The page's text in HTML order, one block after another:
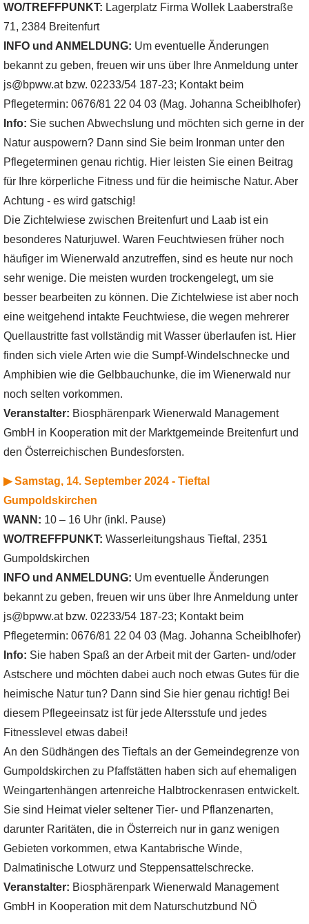
WO/TREFFPUNKT: Lagerplatz Firma Wollek Laaberstraße
71, 2384 Breitenfurt
INFO und ANMELDUNG: Um eventuelle Änderungen
bekannt zu geben, freuen wir uns über Ihre Anmeldung unter
js@bpww.at bzw. 02233/54 187-23; Kontakt beim
Pflegetermin: 0676/81 22 04 03 (Mag. Johanna Scheiblhofer)
Info: Sie suchen Abwechslung und möchten sich gerne in der
Natur auspowern? Dann sind Sie beim Ironman unter den
Pflegeterminen genau richtig. Hier leisten Sie einen Beitrag
für Ihre körperliche Fitness und für die heimische Natur. Aber
Achtung - es wird gatschig!
Die Zichtelwiese zwischen Breitenfurt und Laab ist ein
besonderes Naturjuwel. Waren Feuchtwiesen früher noch
häufiger im Wienerwald anzutreffen, sind es heute nur noch
sehr wenige. Die meisten wurden trockengelegt, um sie
besser bearbeiten zu können. Die Zichtelwiese ist aber noch
eine weitgehend intakte Feuchtwiese, die wegen mehrerer
Quellaustritte fast vollständig mit Wasser überlaufen ist. Hier
finden sich viele Arten wie die Sumpf-Windelschnecke und
Amphibien wie die Gelbbauchunke, die im Wienerwald nur
noch selten vorkommen.
Veranstalter: Biosphärenpark Wienerwald Management
GmbH in Kooperation mit der Marktgemeinde Breitenfurt und
den Österreichischen Bundesforsten.
▶ Samstag, 14. September 2024 - Tieftal
Gumpoldskirchen
WANN: 10 – 16 Uhr (inkl. Pause)
WO/TREFFPUNKT: Wasserleitungshaus Tieftal, 2351
Gumpoldskirchen
INFO und ANMELDUNG: Um eventuelle Änderungen
bekannt zu geben, freuen wir uns über Ihre Anmeldung unter
js@bpww.at bzw. 02233/54 187-23; Kontakt beim
Pflegetermin: 0676/81 22 04 03 (Mag. Johanna Scheiblhofer)
Info: Sie haben Spaß an der Arbeit mit der Garten- und/oder
Astschere und möchten dabei auch noch etwas Gutes für die
heimische Natur tun? Dann sind Sie hier genau richtig! Bei
diesem Pflegeeinsatz ist für jede Altersstufe und jedes
Fitnesslevel etwas dabei!
An den Südhängen des Tieftals an der Gemeindegrenze von
Gumpoldskirchen zu Pfaffstätten haben sich auf ehemaligen
Weingartenhängen artenreiche Halbtrockenrasen entwickelt.
Sie sind Heimat vieler seltener Tier- und Pflanzenarten,
darunter Raritäten, die in Österreich nur in ganz wenigen
Gebieten vorkommen, etwa Kantabrische Winde,
Dalmatinische Lotwurz und Steppensattelschrecke.
Veranstalter: Biosphärenpark Wienerwald Management
GmbH in Kooperation mit dem Naturschutzbund NÖ